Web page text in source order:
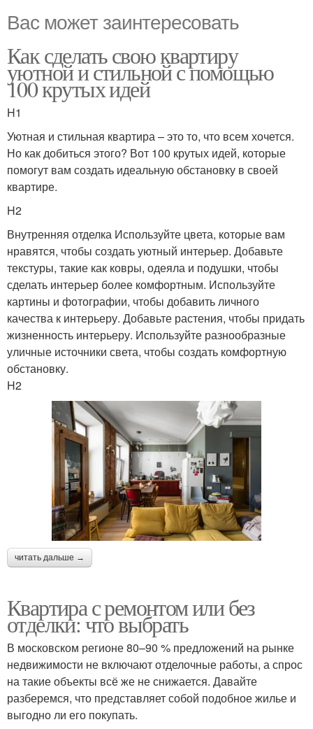
Вас может заинтересовать
Как сделать свою квартиру
уютной и стильной с помощью
100 крутых идей
H1
Уютная и стильная квартира – это то, что всем хочется.
Но как добиться этого? Вот 100 крутых идей, которые
помогут вам создать идеальную обстановку в своей
квартире.
H2
Внутренняя отделка Используйте цвета, которые вам
нравятся, чтобы создать уютный интерьер. Добавьте
текстуры, такие как ковры, одеяла и подушки, чтобы
сделать интерьер более комфортным. Используйте
картины и фотографии, чтобы добавить личного
качества к интерьеру. Добавьте растения, чтобы придать
жизненность интерьеру. Используйте разнообразные
уличные источники света, чтобы создать комфортную
обстановку.
H2
читать дальше →
Квартира с ремонтом или без
отделки: что выбрать
В московском регионе 80–90 % предложений на рынке
недвижимости не включают отделочные работы, а спрос
на такие объекты всё же не снижается. Давайте
разберемся, что представляет собой подобное жилье и
выгодно ли его покупать.